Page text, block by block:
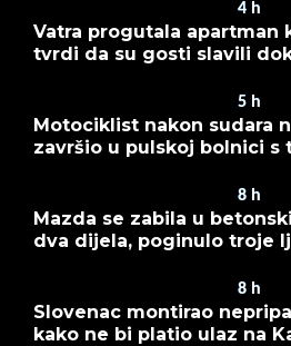
4 h
Vatra progutala apartman
tvrdi da su gosti slavili
5 h
Motociklist nakon sudara
završio u pulskoj bolnici s
8 h
Mazda se zabila u
dva dijela, poginulo troje
8 h
Slovenac montirao
kako ne bi platio ulaz na